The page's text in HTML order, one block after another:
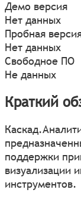
Демо версия
Нет данных
Пробная
Нет данных
Свободное ПО
Не данных
Краткий
поддержки
визуализации
инструментов.